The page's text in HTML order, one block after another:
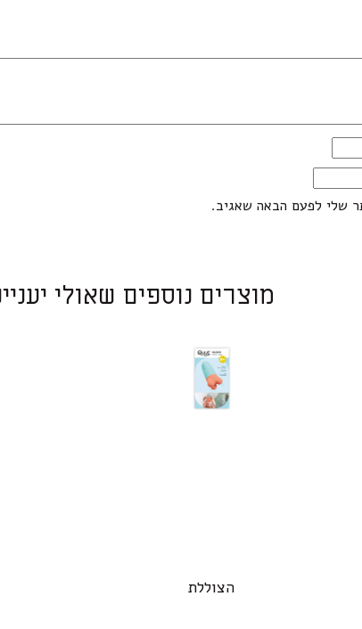
שלי לפעם הבאה שאגיב.
מוצרים נוספים שאולי
הצוללת